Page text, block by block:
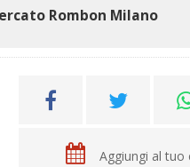
Rombon Milano
Aggiungi al tuo